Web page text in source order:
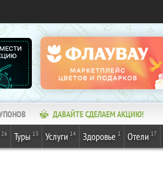
ДАВАЙТЕ СДЕЛАЕМ АКЦИЮ!
26 Туры 13 Услуги 14 Здоровье 1 Отели 17